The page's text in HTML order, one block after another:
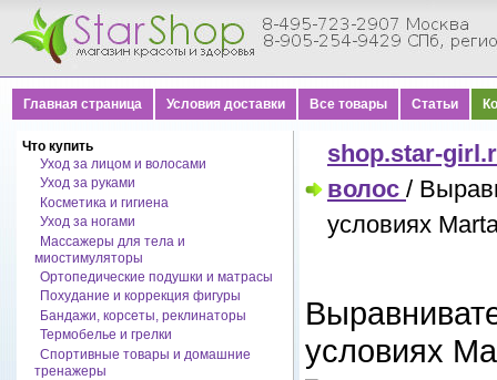
Главная страница Условия доставки Все товары Статьи
Что купить
Уход за лицом и волосами
Уход за руками
Косметика и гигиена
Уход за ногами
Массажеры для тела и
миостимуляторы
Ортопедические подушки и матрасы
Похудание и коррекция фигуры
Бандажи, корсеты, реклинаторы
Термобелье и грелки
Спортивные товары и домашние
тренажеры
shop.star-
волос /
условиях
условиях